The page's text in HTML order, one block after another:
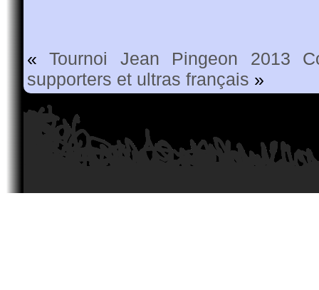
«Tournoi Jean Pingeon 2013
supporters et ultras français »